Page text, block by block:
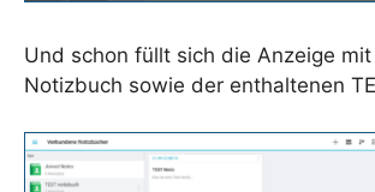
Und schon füllt sich die Anzeige mit
Notizbuch sowie der enthaltenen